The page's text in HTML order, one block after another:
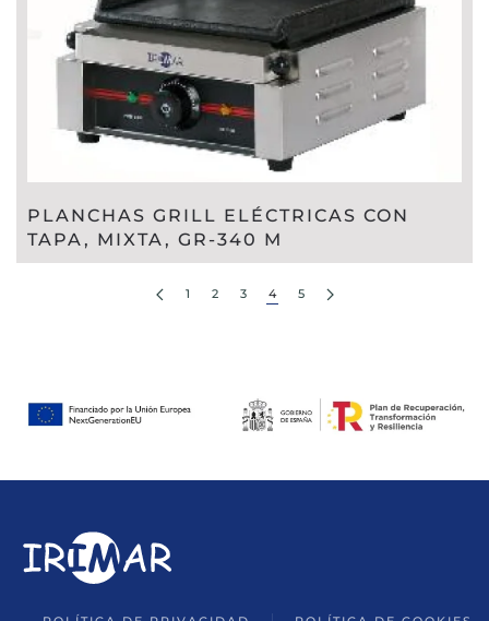
PLANCHAS GRILL ELÉCTRICAS CON
TAPA, MIXTA, GR-340 M
1 2 3 4 5